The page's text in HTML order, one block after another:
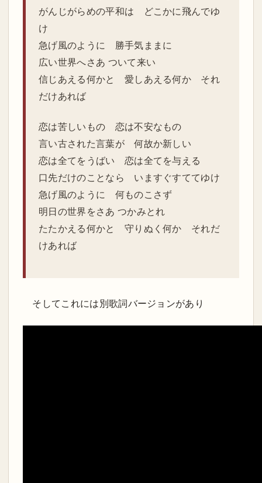
がんじがらめの平和は どこかに飛んでゆ
け
急げ風のように 勝手気ままに
広い世界へさあ ついて来い
信じあえる何かと 愛しあえる何か それ
だけあれば
恋は苦しいもの 恋は不安なもの
言い古された言葉が 何故か新しい
恋は全てをうばい 恋は全てを与える
口先だけのことなら いますぐすててゆけ
急げ風のように 何ものこさず
明日の世界をさあ つかみとれ
たたかえる何かと 守りぬく何か それだ
けあれば
そしてこれには別歌詞バージョンがあり